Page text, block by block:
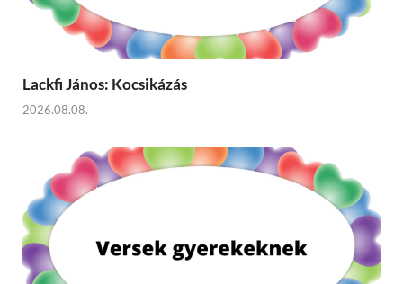
Lackfi János: Kocsikázás
2026.08.08.